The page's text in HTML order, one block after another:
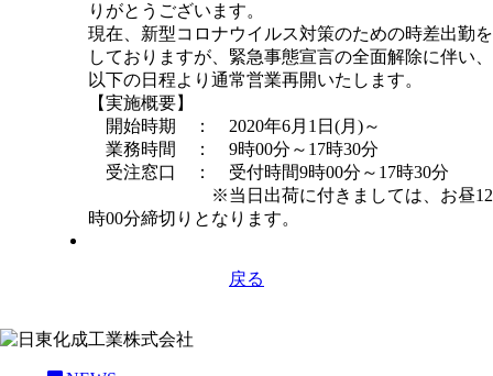
りがとうございます。
現在、新型コロナウイルス対策のための時差出勤を
しておりますが、緊急事態宣言の全面解除に伴い、
以下の日程より通常営業再開いたします。
【実施概要】
開始時期 ： 2020年6月1日(月)～
業務時間 ： 9時00分～17時30分
受注窓口 ： 受付時間9時00分～17時30分
※当日出荷に付きましては、お昼12
時00分締切りとなります。
戻る